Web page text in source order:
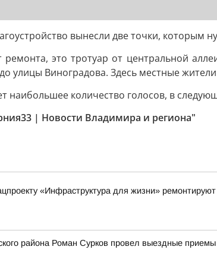
вынесли две точки, которым
ремонта, это тротуар от центральной
улицы Виноградова. Здесь местные
наибольшее количество голосов, в
| Новости Владимира и региона"
«Инфраструктура для жизни»
района Роман Сурков провел выездные